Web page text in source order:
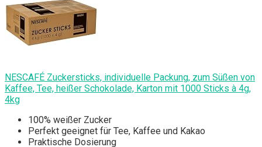
NESCAFÉ Zuckersticks, individuelle Packung, zum Süßen von
Kaffee, Tee, heißer Schokolade, Karton mit 1000 Sticks à 4g,
4kg
100% weißer Zucker
Perfekt geeignet für Tee, Kaffee und Kakao
Praktische Dosierung